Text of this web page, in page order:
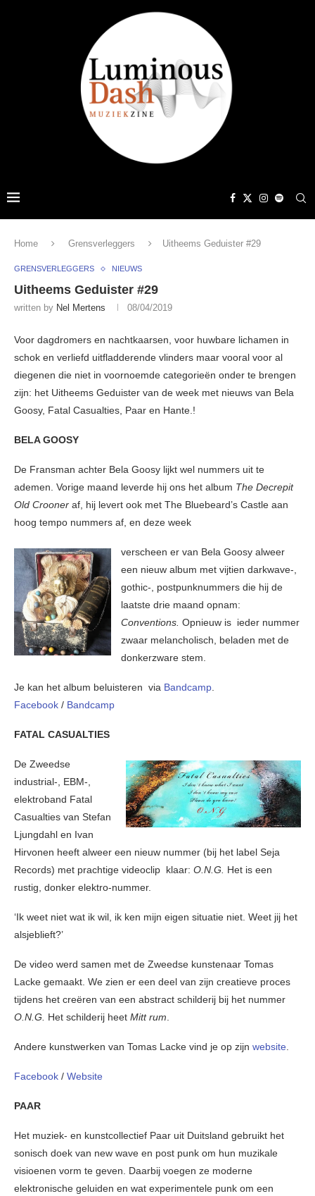
Home Grensverleggers Uitheems Geduister #29
GRENSVERLEGGERS NIEUWS
Uitheems Geduister #29
written by Nel Mertens 08/04/2019
Voor dagdromers en nachtkaarsen, voor huwbare lichamen in
schok en verliefd uitfladderende vlinders maar vooral voor al
diegenen die niet in voornoemde categorieën onder te brengen
zijn: het Uitheems Geduister van de week met nieuws van Bela
Goosy, Fatal Casualties, Paar en Hante.!
BELA GOOSY
De Fransman achter Bela Goosy lijkt wel nummers uit te
ademen. Vorige maand leverde hij ons het album The Decrepit
Old Crooner af, hij levert ook met The Bluebeard’s Castle aan
hoog tempo nummers af, en deze week
verscheen er van Bela Goosy alweer
een nieuw album met vijtien darkwave-,
gothic-, postpunknummers die hij de
laatste drie maand opnam:
Conventions. Opnieuw is ieder nummer
zwaar melancholisch, beladen met de
donkerzware stem.
Je kan het album beluisteren via Bandcamp.
Facebook / Bandcamp
FATAL CASUALTIES
De Zweedse
industrial-, EBM-,
elektroband Fatal
Casualties van Stefan
Ljungdahl en Ivan
Hirvonen heeft alweer een nieuw nummer (bij het label Seja
Records) met prachtige videoclip klaar: O.N.G. Het is een
rustig, donker elektro-nummer.
‘Ik weet niet wat ik wil, ik ken mijn eigen situatie niet. Weet jij het
alsjeblieft?’
De video werd samen met de Zweedse kunstenaar Tomas
Lacke gemaakt. We zien er een deel van zijn creatieve proces
tijdens het creëren van een abstract schilderij bij het nummer
O.N.G. Het schilderij heet Mitt rum.
Andere kunstwerken van Tomas Lacke vind je op zijn website.
Facebook / Website
PAAR
Het muziek- en kunstcollectief Paar uit Duitsland gebruikt het
sonisch doek van new wave en post punk om hun muzikale
visioenen vorm te geven. Daarbij voegen ze moderne
elektronische geluiden en wat experimentele punk om een